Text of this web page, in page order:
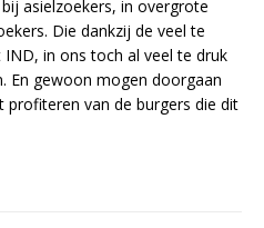
asielzoekers, in overgrote
Die dankzij de veel te
in ons toch al veel te druk
En gewoon mogen doorgaan
van de burgers die dit